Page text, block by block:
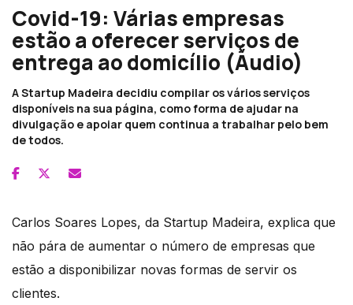
Covid-19: Várias empresas
estão a oferecer serviços de
entrega ao domicílio (Áudio)
A Startup Madeira decidiu compilar os vários serviços
disponíveis na sua página, como forma de ajudar na
divulgação e apoiar quem continua a trabalhar pelo bem
de todos.
Carlos Soares Lopes, da Startup Madeira, explica que
não pára de aumentar o número de empresas que
estão a disponibilizar novas formas de servir os
clientes.